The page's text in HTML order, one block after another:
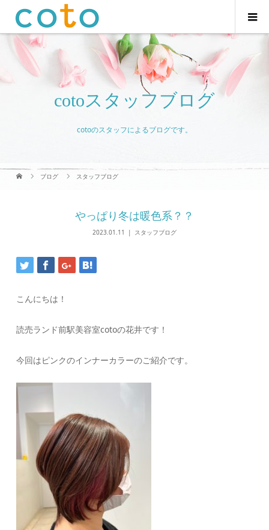
cotoスタッフブログ
cotoのスタッフによるブログです。
ブログ スタッフブログ
やっぱり冬は暖色系？？
2023.01.11 スタッフブログ
こんにちは！
読売ランド前駅美容室cotoの花井です！
今回はピンクのインナーカラーのご紹介です。